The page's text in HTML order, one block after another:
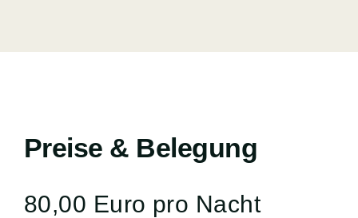
Preise & Belegung
80,00 Euro pro Nacht